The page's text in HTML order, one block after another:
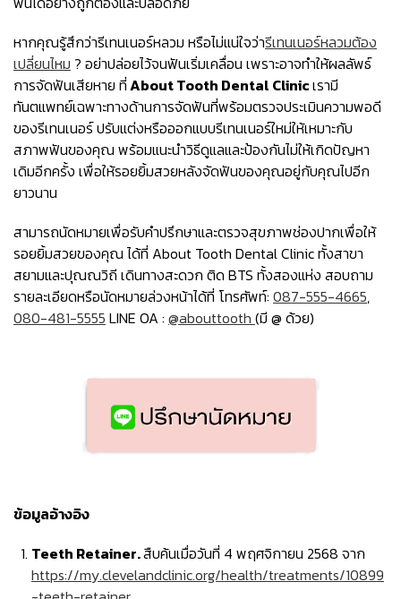
หากคุณรู้สึกว่ารีเทนเนอร์หลวม หรือไม่แน่ใจว่ารีเทนเนอร์หลวมต้อง
เปลี่ยนไหม ? อย่าปล่อยไว้จนฟันเริ่มเคลื่อน เพราะอาจทำให้ผลลัพธ์
การจัดฟันเสียหาย ที่About Tooth Dental Clinicเรามี
ทันตแพทย์เฉพาะทางด้านการจัดฟันที่พร้อมตรวจประเมินความพอดี
ของรีเทนเนอร์ ปรับแต่งหรือออกแบบรีเทนเนอร์ใหม่ให้เหมาะกับ
สภาพฟันของคุณ พร้อมแนะนำวิธีดูแลและป้องกันไม่ให้เกิดปัญหา
เดิมอีกครั้ง เพื่อให้รอยยิ้มสวยหลังจัดฟันของคุณอยู่กับคุณไปอีก
ยาวนาน
สามารถนัดหมายเพื่อรับคำปรึกษาและตรวจสุขภาพช่องปากเพื่อให้
รอยยิ้มสวยของคุณ ได้ที่ About Tooth Dental Clinic ทั้งสาขา
สยามและปุณณวิถี เดินทางสะดวก ติด BTS ทั้งสองแห่ง สอบถาม
รายละเอียดหรือนัดหมายล่วงหน้าได้ที่ โทรศัพท์: 087-555-4665,
080-481-5555 LINE OA : @abouttooth (มี @ ด้วย)
ข้อมูลอ้างอิง
Teeth Retainer.สืบค้นเมื่อวันที่ 4 พฤศจิกายน 2568 จาก
https://my.clevelandclinic.org/health/treatments/10899